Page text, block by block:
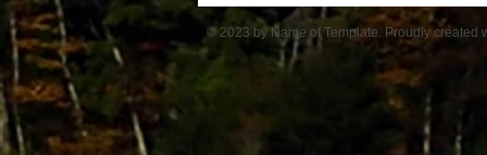
© 2023 by Name of Template. Proudly created